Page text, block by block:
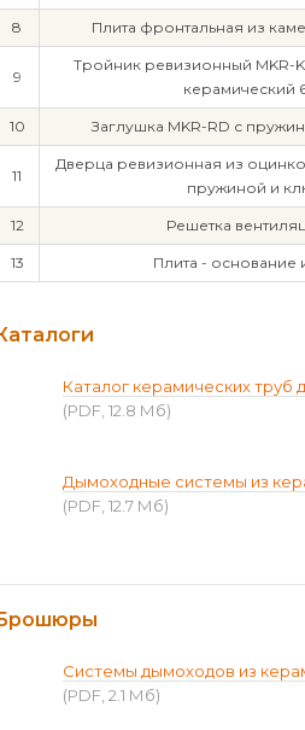
8 Плита фронтальная из
9
Тройник ревизионный MKR-
керамический
10 Заглушка MKR-RD с
11
Дверца ревизионная из
пружиной и
12 Решетка
13 Плита -
Каталог керамических труб
(PDF, 12.8 Мб)
Дымоходные системы из
(PDF, 12.7 Мб)
Системы дымоходов из
(PDF, 2.1 Мб)